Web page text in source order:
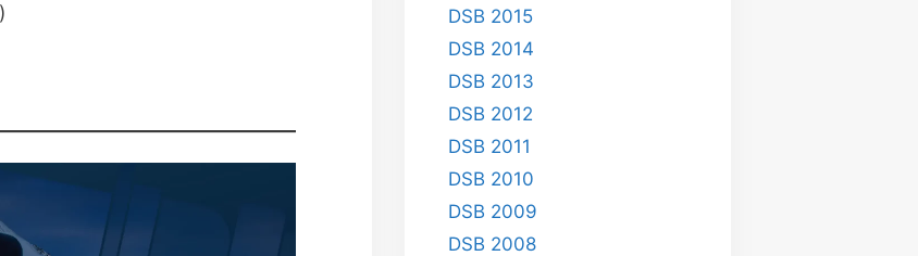
DSB 2015
DSB 2014
DSB 2013
DSB 2012
DSB 2011
DSB 2010
DSB 2009
DSB 2008